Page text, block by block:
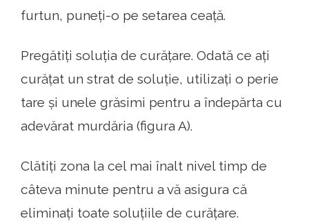
furtun, puneți-o pe setarea ceață.
Pregătiți soluția de curățare. Odată ce ați
curățat un strat de soluție, utilizați o perie
tare și unele grăsimi pentru a îndepărta cu
adevărat murdăria (figura A).
Clătiți zona la cel mai înalt nivel timp de
câteva minute pentru a vă asigura că
eliminați toate soluțiile de curățare.